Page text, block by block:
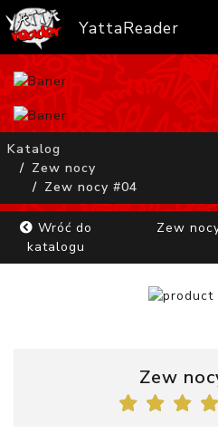
YattaReader
Home
FAQ
Mangi
Katalog
Zew nocy
Zew nocy #04
Wróć do
katalogu
Zew
Zew